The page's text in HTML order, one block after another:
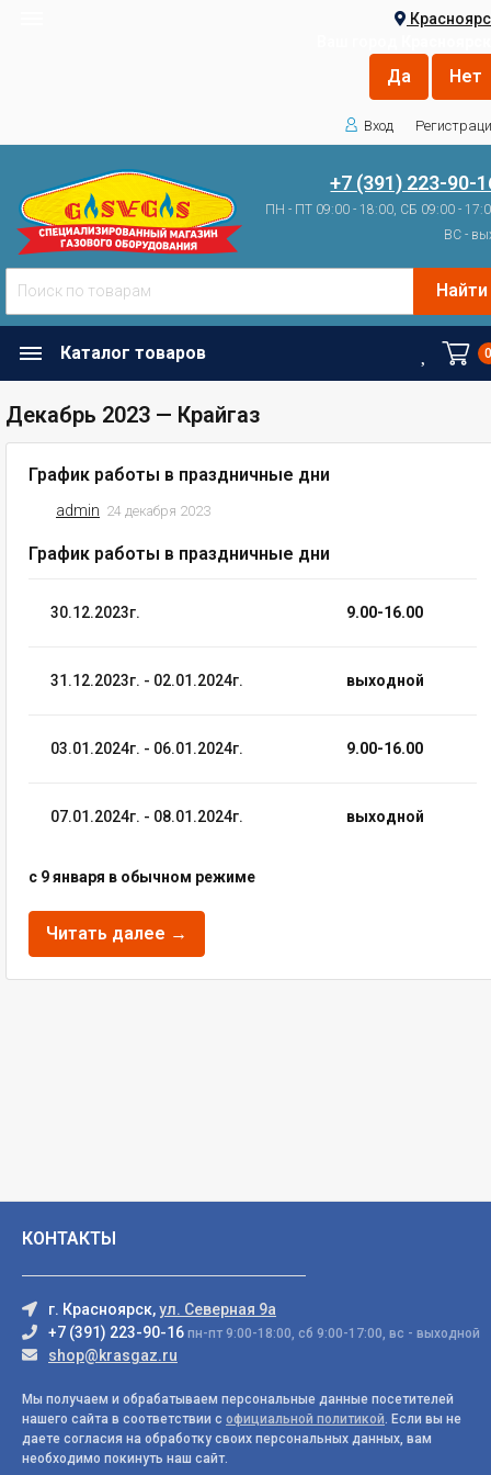
Вход
+7 (391) 223-90-
ПН - ПТ 09:00 - 18:00, СБ 09:00 -
ВС -
Найти
Каталог товаров
Декабрь 2023 — Крайгаз
График работы в праздничные дни
admin 24 декабря 2023
График работы в праздничные дни
30.12.2023г. 9.00-16.00
31.12.2023г. - 02.01.2024г. выходной
03.01.2024г. - 06.01.2024г. 9.00-16.00
07.01.2024г. - 08.01.2024г. выходной
c 9 января в обычном режиме
Читать далее →
КОНТАКТЫ
г. Красноярск,ул. Северная 9а
+7 (391) 223-90-16 пн-пт 9:00-18:00, сб 9:00-17:00, вс - выходной
shop@krasgaz.ru
Мы получаем и обрабатываем персональные данные посетителей
нашего сайта в соответствии с официальной политикой. Если вы не
даете согласия на обработку своих персональных данных, вам
необходимо покинуть наш сайт.